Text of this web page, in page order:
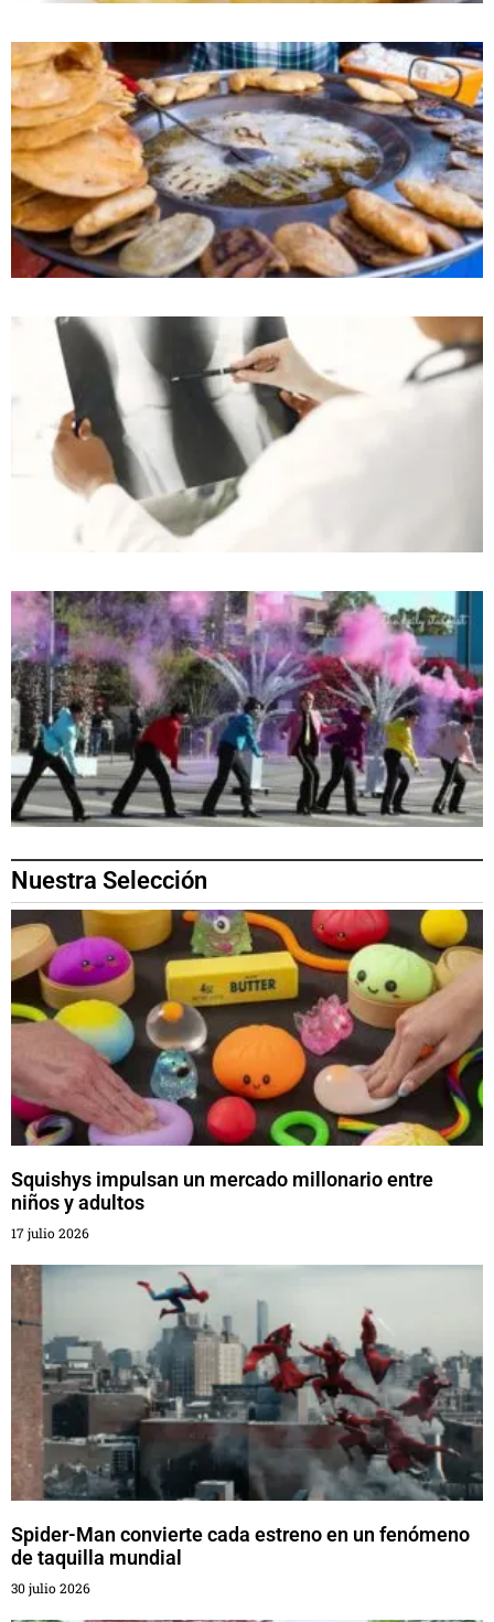
Nuestra Selección
Squishys impulsan un mercado millonario entre
niños y adultos
17 julio 2026
Spider-Man convierte cada estreno en un fenómeno
de taquilla mundial
30 julio 2026